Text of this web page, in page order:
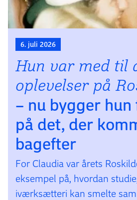
6. juli 2026
Hun var med til
oplevelser på
– nu bygger
på det, der
bagefter
For Claudia var årets
eksempel på, hvordan
iværksætteri kan smelte